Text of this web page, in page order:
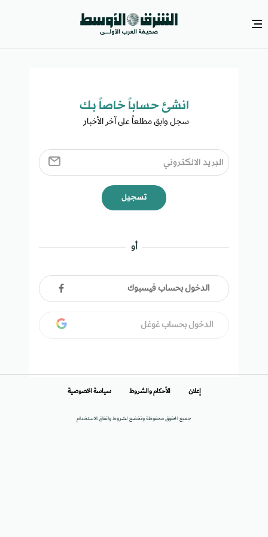
انشئ حساباً خاصاً بك​
سجل وابق مطلعاً على آخر الأخبار ​
تسجيل
أو
الدخول بحساب فيسبوك
الدخول بحساب غوغل
جميع الحقوق محفوظة وتخضع لشروط واتفاق الاستخدام
إعلان الأحكام والشروط سياسة الخصوصية